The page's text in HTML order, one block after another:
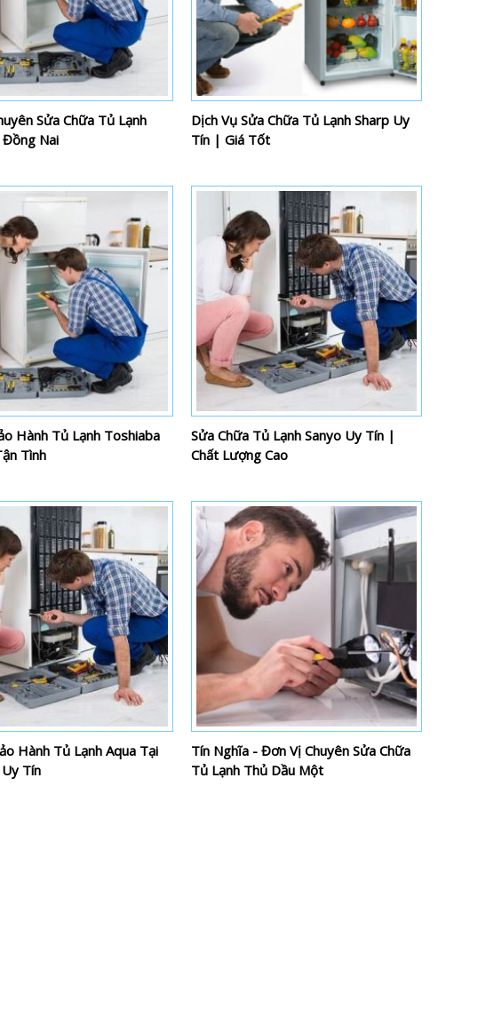
Sửa Chữa Tủ Lạnh
Đồng Nai
Dịch Vụ Sửa Chữa Tủ Lạnh Sharp Uy
Tín | Giá Tốt
Hành Tủ Lạnh Toshiaba
Tình
Sửa Chữa Tủ Lạnh Sanyo Uy Tín |
Chất Lượng Cao
Hành Tủ Lạnh Aqua Tại
Tín
Tín Nghĩa - Đơn Vị Chuyên Sửa Chữa
Tủ Lạnh Thủ Dầu Một